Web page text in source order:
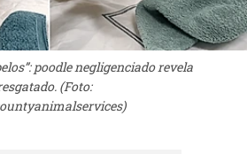
poodle negligenciado revela
(Foto: